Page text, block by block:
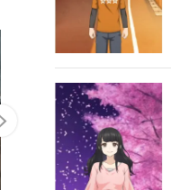
僕たちはまだ恋を知らな
い